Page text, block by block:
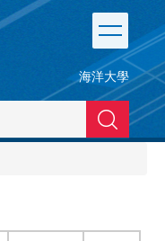
海洋大學
搜尋